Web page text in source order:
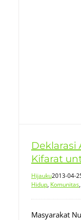
Deklarasi
Kifarat
Hijauku2013-04-
Hidup, Komunitas,
Masyarakat